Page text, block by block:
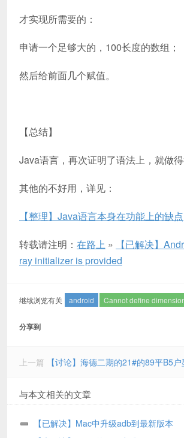
才实现所需要的：
申请一个足够大的，100长度的数组；
然后给前面几个赋值。
【总结】
Java语言，再次证明了语法上，就做得
其他的不好用，详见：
【整理】Java语言本身在功能上的缺点
转载请注明： 在路上 »
【已解决】
ray initializer is provided
继续浏览有关 android Cannot define
分享到
上一篇 【讨论】海德二期的21#的89平B5
与本文相关的文章
【已解决】Mac中升级adb到最新版本